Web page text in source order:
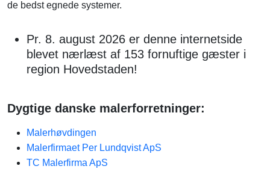
de bedst egnede systemer.
Pr. 8. august 2026 er denne internetside
blevet nærlæst af 153 fornuftige gæster i
region Hovedstaden!
Dygtige danske malerforretninger:
Malerhøvdingen
Malerfirmaet Per Lundqvist ApS
TC Malerfirma ApS